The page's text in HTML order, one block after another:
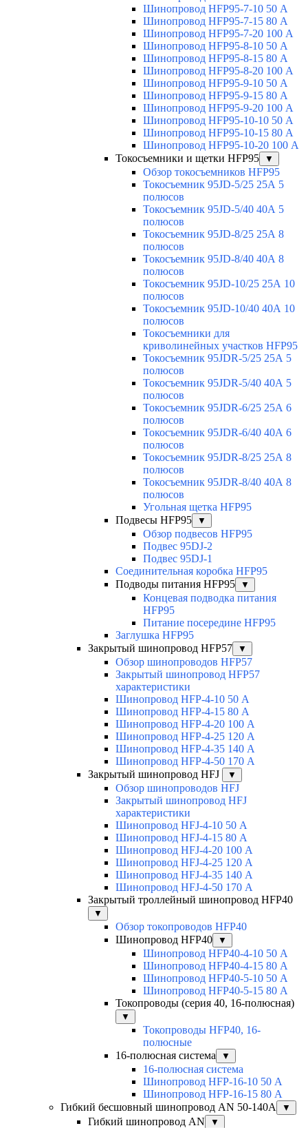
Шинопровод HFP95-7-10 50 А
Шинопровод HFP95-7-15 80 А
Шинопровод HFP95-7-20 100 А
Шинопровод HFP95-8-10 50 А
Шинопровод HFP95-8-15 80 А
Шинопровод HFP95-8-20 100 А
Шинопровод HFP95-9-10 50 А
Шинопровод HFP95-9-15 80 А
Шинопровод HFP95-9-20 100 А
Шинопровод HFP95-10-10 50 А
Шинопровод HFP95-10-15 80 А
Шинопровод HFP95-10-20 100 А
Токосъемники и щетки HFP95
▼
Обзор токосъемников HFP95
Токосъемник 95JD-5/25 25А 5
полюсов
Токосъемник 95JD-5/40 40А 5
полюсов
Токосъемник 95JD-8/25 25А 8
полюсов
Токосъемник 95JD-8/40 40А 8
полюсов
Токосъемник 95JD-10/25 25А 10
полюсов
Токосъемник 95JD-10/40 40А 10
полюсов
Токосъемники для
криволинейных участков HFP95
Токосъемник 95JDR-5/25 25А 5
полюсов
Токосъемник 95JDR-5/40 40А 5
полюсов
Токосъемник 95JDR-6/25 25А 6
полюсов
Токосъемник 95JDR-6/40 40А 6
полюсов
Токосъемник 95JDR-8/25 25А 8
полюсов
Токосъемник 95JDR-8/40 40А 8
полюсов
Угольная щетка HFP95
Подвесы HFP95
▼
Обзор подвесов HFP95
Подвес 95DJ-2
Подвес 95DJ-1
Соединительная коробка HFP95
Подводы питания HFP95
▼
Концевая подводка питания
HFP95
Питание посередине HFP95
Заглушка HFP95
Закрытый шинопровод HFP57
▼
Обзор шинопроводов HFP57
Закрытый шинопровод HFP57
характеристики
Шинопровод HFP-4-10 50 А
Шинопровод HFP-4-15 80 А
Шинопровод HFP-4-20 100 А
Шинопровод HFP-4-25 120 А
Шинопровод HFP-4-35 140 А
Шинопровод HFP-4-50 170 А
Закрытый шинопровод HFJ
▼
Обзор шинопроводов HFJ
Закрытый шинопровод HFJ
характеристики
Шинопровод HFJ-4-10 50 А
Шинопровод HFJ-4-15 80 А
Шинопровод HFJ-4-20 100 А
Шинопровод HFJ-4-25 120 А
Шинопровод HFJ-4-35 140 А
Шинопровод HFJ-4-50 170 А
Закрытый троллейный шинопровод HFP40
▼
Обзор токопроводов HFP40
Шинопровод HFP40
▼
Шинопровод HFP40-4-10 50 А
Шинопровод HFP40-4-15 80 А
Шинопровод HFP40-5-10 50 А
Шинопровод HFP40-5-15 80 А
Токопроводы (серия 40, 16-полюсная)
▼
Токопроводы HFP40, 16-
полюсные
16-полюсная система
▼
16-полюсная система
Шинопровод HFP-16-10 50 А
Шинопровод HFP-16-15 80 А
Гибкий бесшовный шинопровод AN 50-140А
▼
Гибкий шинопровод AN ▼